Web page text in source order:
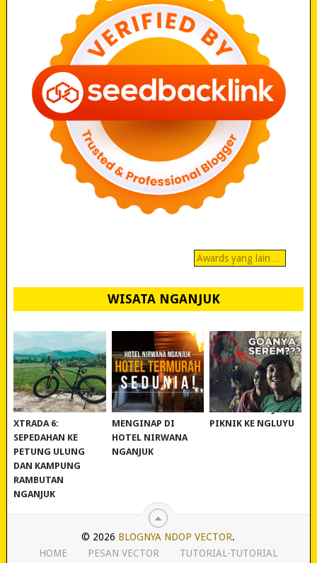
Awards yang lain…
WISATA NGANJUK
REVIEW POLYGON
XTRADA 6:
SEPEDAHAN KE
PETUNG ULUNG
DAN KAMPUNG
RAMBUTAN
NGANJUK
MURAH BANGET!
MENGINAP DI
HOTEL NIRWANA
NGANJUK
WISATA NGANJUK:
PIKNIK KE NGLUYU
© 2026 BLOGNYA NDOP VECTOR.
HOME
PESAN VECTOR TUTORIAL-TUTORIAL